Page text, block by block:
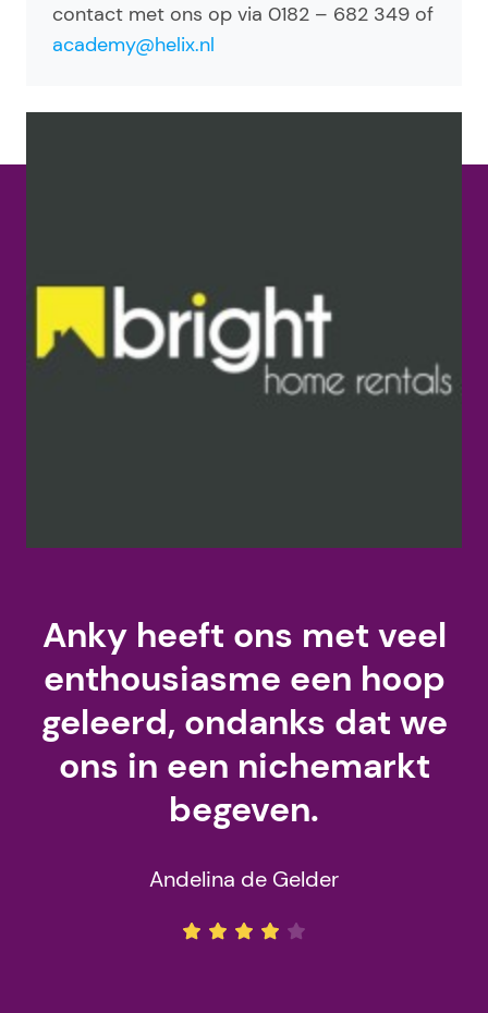
contact met ons op via 0182 – 682 349 of
academy@helix.nl
Anky heeft ons met veel
enthousiasme een hoop
geleerd, ondanks dat we
ons in een nichemarkt
begeven.
Andelina de Gelder